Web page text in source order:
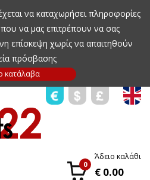
να καταχωρήσει πληροφορίες
να μας επιτρέπουν να σας
επίσκεψη χωρίς να απαιτηθούν
πρόσβασης
0
Άδειο καλάθι
€ 0.00